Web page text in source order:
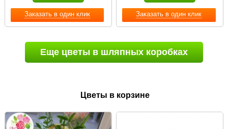
Заказать в один клик Заказать в один клик
Еще цветы в шляпных коробках
Цветы в корзине